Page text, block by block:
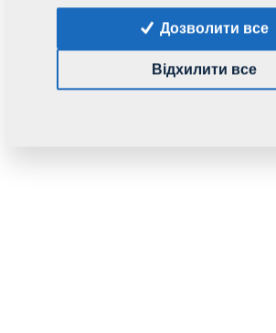
Дозволити все
Відхилити все